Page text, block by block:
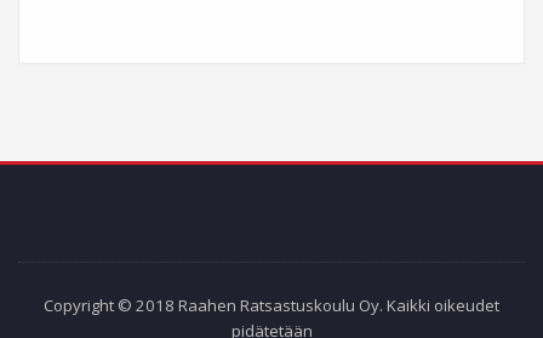
Copyright © 2018 Raahen Ratsastuskoulu Oy. Kaikki oikeudet
pidätetään